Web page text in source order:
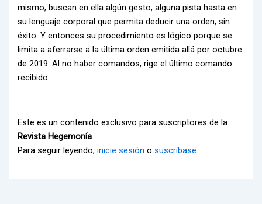
mismo, buscan en ella algún gesto, alguna pista hasta en
su lenguaje corporal que permita deducir una orden, sin
éxito. Y entonces su procedimiento es lógico porque se
limita a aferrarse a la última orden emitida allá por octubre
de 2019. Al no haber comandos, rige el último comando
recibido.
Este es un contenido exclusivo para suscriptores de la
Revista Hegemonía.
Para seguir leyendo,inicie sesión osuscríbase.